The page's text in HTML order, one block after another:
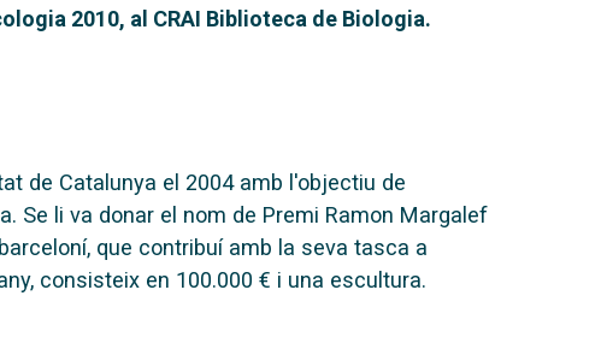
2010, al CRAI Biblioteca de Biologia.
de Catalunya el 2004 amb l'objectiu de
Se li va donar el nom de Premi Ramon Margalef
que contribuí amb la seva tasca a
consisteix en 100.000 € i una escultura.